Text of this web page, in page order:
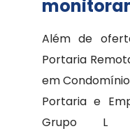
Além de
Portaria
em
Portaria e
Grupo L